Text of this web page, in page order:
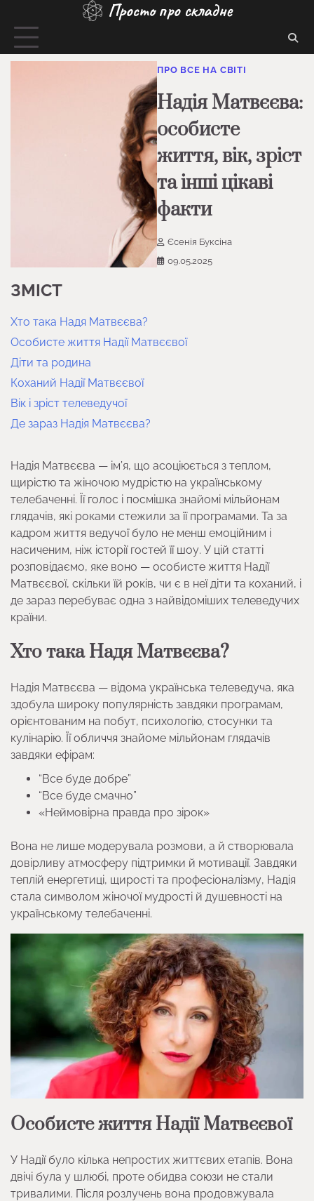
вмісту
Просто про складне
ПРО ВСЕ НА СВІТІ
Надія Матвєєва:
особисте
життя, вік, зріст
та інші цікаві
факти
Єсенія Буксіна
09.05.2025
ЗМІСТ
Хто така Надя Матвєєва?
Особисте життя Надії Матвєєвої
Діти та родина
Коханий Надії Матвєєвої
Вік і зріст телеведучої
Де зараз Надія Матвєєва?
Надія Матвєєва — ім’я, що асоціюється з теплом,
щирістю та жіночою мудрістю на українському
телебаченні. Її голос і посмішка знайомі мільйонам
глядачів, які роками стежили за її програмами. Та за
кадром життя ведучої було не менш емоційним і
насиченим, ніж історії гостей її шоу. У цій статті
розповідаємо, яке воно — особисте життя Надії
Матвєєвої, скільки їй років, чи є в неї діти та коханий, і
де зараз перебуває одна з найвідоміших телеведучих
країни.
Хто така Надя Матвєєва?
Надія Матвєєва — відома українська телеведуча, яка
здобула широку популярність завдяки програмам,
орієнтованим на побут, психологію, стосунки та
кулінарію. Її обличчя знайоме мільйонам глядачів
завдяки ефірам:
“Все буде добре”
“Все буде смачно”
«Неймовірна правда про зірок»
Вона не лише модерувала розмови, а й створювала
довірливу атмосферу підтримки й мотивації. Завдяки
теплій енергетиці, щирості та професіоналізму, Надія
стала символом жіночої мудрості й душевності на
українському телебаченні.
Особисте життя Надії Матвєєвої
У Надії було кілька непростих життєвих етапів. Вона
двічі була у шлюбі, проте обидва союзи не стали
тривалими. Після розлучень вона продовжувала